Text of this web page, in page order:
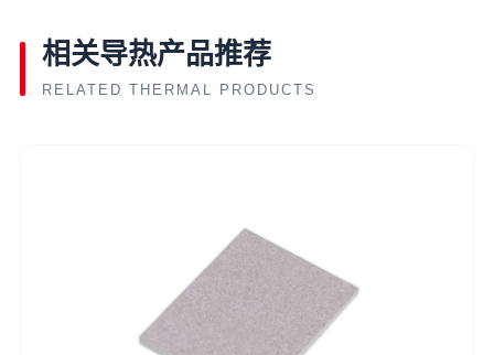
相关导热产品推荐
RELATED THERMAL PRODUCTS